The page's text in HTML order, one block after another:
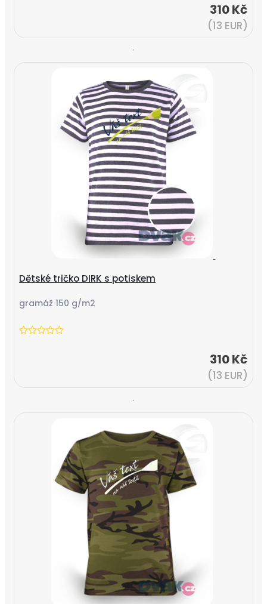
310 Kč
(13 EUR)
Dětské tričko DIRK s potiskem
gramáž 150 g/m2
310 Kč
(13 EUR)